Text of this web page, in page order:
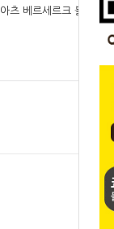
베르세르크 불사의 조